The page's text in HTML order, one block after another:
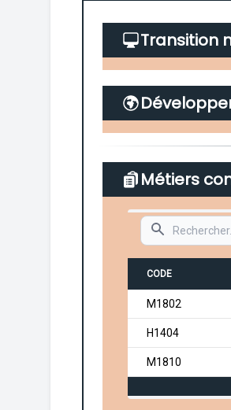
Transition
Métiers
Search
CODE
M1802
H1404
M1810